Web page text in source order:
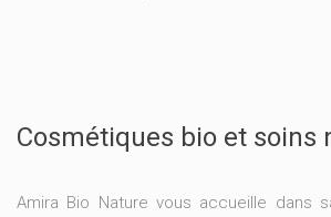
Cosmétiques bio et soins
Amira Bio Nature vous accueille dans